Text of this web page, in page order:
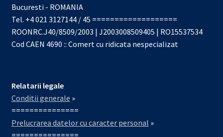
Bucuresti - ROMANIA
Tel. +4 021 3127144 / 45 ===================
ROONRC.J40/8509/2003 | J2003008509405 | RO15537534
Cod CAEN 4690 :: Comert cu ridicata nespecializat
Relatarii legale
Conditii generale »
===============
Prelucrarea datelor cu caracter personal »